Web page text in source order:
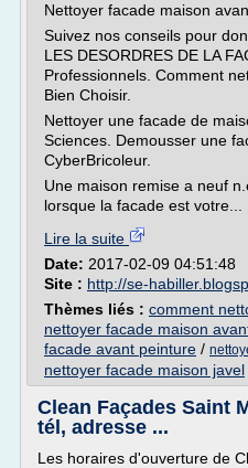
Nettoyer facade maison
Suivez nos conseils pour
LES DESORDRES DE LA
Professionnels. Comment
Bien Choisir.
Nettoyer une facade de
Sciences. Demousser une
CyberBricoleur.
Une maison remise a neuf
lorsque la facade est votre...
Lire la suite
Date: 2017-02-09 04:51:48
Site : http://se-
Thèmes liés : comment
nettoyer facade maison
facade avant peinture /
nettoyer facade maison javel
Clean Façades Saint
tél, adresse ...
Les horaires d'ouverture de